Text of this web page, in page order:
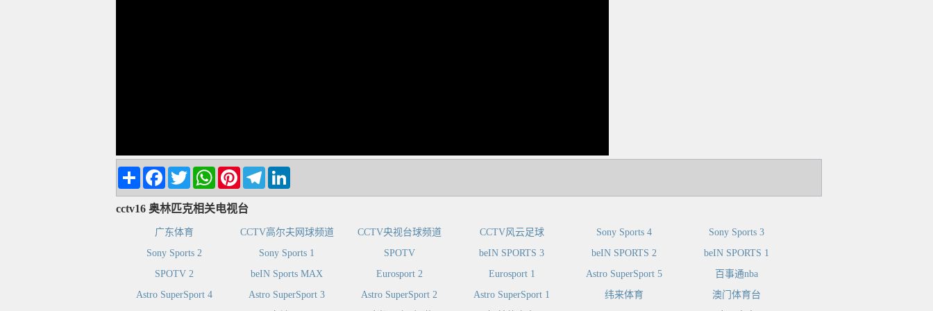
Share FacebookTwitter WhatsAppPinterest Telegram
cctv16 奥林匹克相关电视台
广东体育 CCTV高尔夫网球频道 CCTV央视台球频道 CCTV风云足球 Sony Sports 4
Sony Sports 3
Sony Sports 2
Sony Sports 1 SPOTV beIN SPORTS 3 beIN SPORTS 2
beIN SPORTS 1
SPOTV 2
beIN Sports MAX Eurosport 2 Eurosport 1 Astro SuperSport 5
百事通nba
Astro SuperSport 4
Astro SuperSport 3 Astro SuperSport 2 Astro SuperSport 1 纬来体育
澳门体育台